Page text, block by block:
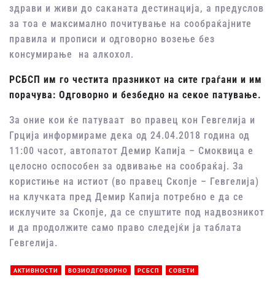
здрави и живи до саканата дестинација, а предуслов
за тоа е максимално почитување на сообраќајните
правила и прописи и одговорно возење без
консумирање на алкохол.
РСБСП им го честита празникот на сите граѓани и им
порачува: Одговорно и безбедно на секое патување.
За оние кои ќе патуваат во правец кон Гевгелија и
Грција информираме дека од 24.04.2018 година од
11:00 часот, автопатот Демир Капија – Смоквица е
целосно оспособен за одвивање на сообраќај. За
користиње на истиот (во правец Скопје – Гевгелија)
на клучката пред Демир Капија потребно е да се
исклучите за Скопје, да се спуштите под надвозникот
и да продолжите само право следејќи ја таблата
Гевгелија.
АКТИВНОСТИ ВОЗИОДГОВОРНО РСБСП СОВЕТИ